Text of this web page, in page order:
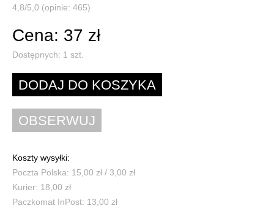
4,8/5,0 (opinie: 465)
Cena: 37 zł
Dostępnych: 1 szt.
Koszty wysyłki:
Poczta Polska: 15,00 zł / 3,00 zł
Kurier: 18,00 zł
Paczkomat InPost: 13,00 zł